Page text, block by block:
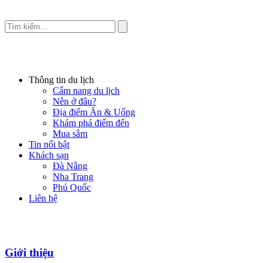
Thông tin du lịch
Cẩm nang du lịch
Nên ở đâu?
Địa điểm Ăn & Uống
Khám phá điểm đến
Mua sắm
Tin nổi bật
Khách sạn
Đà Nẵng
Nha Trang
Phú Quốc
Liên hệ
Giới thiệu